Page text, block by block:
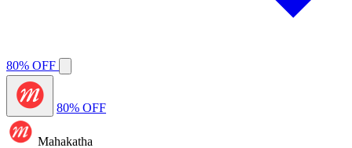
80% OFF
80% OFF
Mahakatha